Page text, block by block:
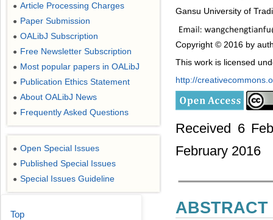
Gansu University of
Copyright © 2016 by
This work is licensed
http://
Received 6
February 2016
ABSTRACT
● Article Processing Charges
● Paper Submission
● OALibJ Subscription
● Free Newsletter Subscription
● Most popular papers in OALibJ
● Publication Ethics Statement
● About OALibJ News
● Frequently Asked Questions
● Open Special Issues
● Published Special Issues
● Special Issues Guideline
Top